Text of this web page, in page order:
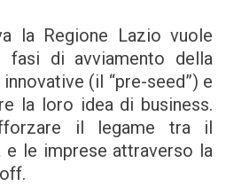
la Regione Lazio vuole
fasi di avviamento della
(il “pre-seed”) e
la loro idea di business.
il legame tra il
e le imprese attraverso la